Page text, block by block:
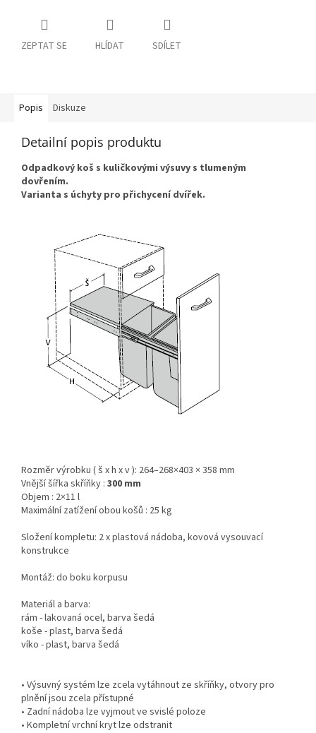
ZEPTAT SE HLÍDAT SDÍLET
Popis Diskuze
Detailní popis produktu
Odpadkový koš s kuličkovými výsuvy s tlumeným
dovřením.
Varianta s úchyty pro přichycení dvířek.
Rozměr výrobku ( š x h x v ): 264–268×403 × 358 mm
Vnější šířka skříňky : 300 mm
Objem : 2×11 l
Maximální zatížení obou košů : 25 kg
Složení kompletu: 2 x plastová nádoba, kovová vysouvací
konstrukce
Montáž: do boku korpusu
Materiál a barva:
rám - lakovaná ocel, barva šedá
koše - plast, barva šedá
víko - plast, barva šedá
• Výsuvný systém lze zcela vytáhnout ze skříňky, otvory pro
plnění jsou zcela přístupné
• Zadní nádoba lze vyjmout ve svislé poloze
• Kompletní vrchní kryt lze odstranit